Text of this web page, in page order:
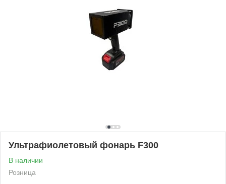
Ультрафиолетовый фонарь F300
В наличии
Розница